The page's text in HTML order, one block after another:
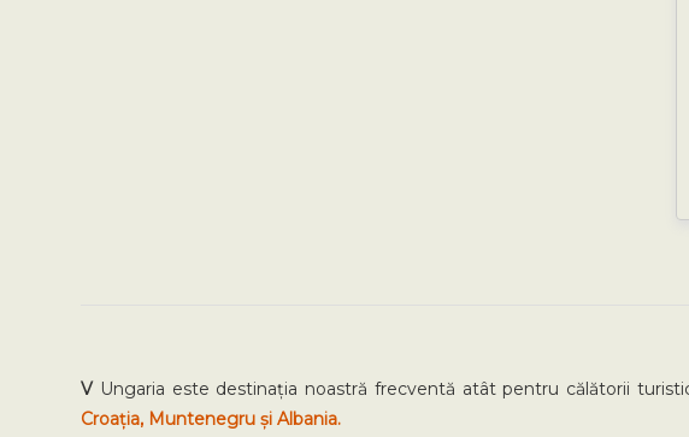
V Ungaria este destinația noastră frecventă atât pentru călătorii
Croația, Muntenegru și Albania.